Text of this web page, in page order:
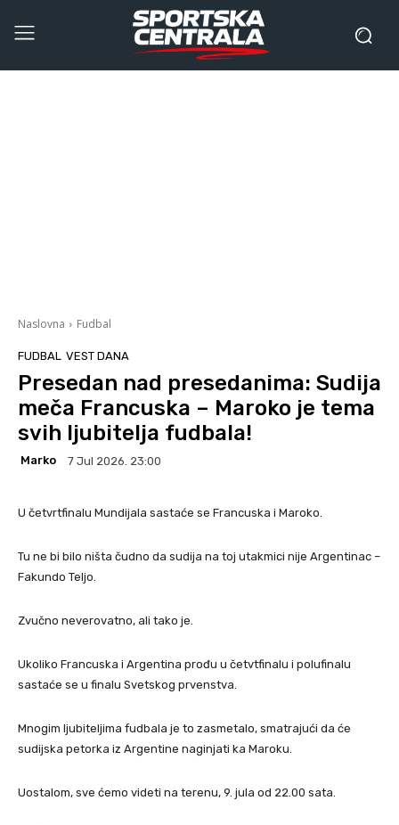
Naslovna Fudbal
FUDBAL VEST DANA
Presedan nad presedanima: Sudija
meča Francuska – Maroko je tema
svih ljubitelja fudbala!
Marko 7 Jul 2026. 23:00
U četvrtfinalu Mundijala sastaće se Francuska i Maroko.
Tu ne bi bilo ništa čudno da sudija na toj utakmici nije Argentinac –
Fakundo Teljo.
Zvučno neverovatno, ali tako je.
Ukoliko Francuska i Argentina prođu u četvtfinalu i polufinalu
sastaće se u finalu Svetskog prvenstva.
Mnogim ljubiteljima fudbala je to zasmetalo, smatrajući da će
sudijska petorka iz Argentine naginjati ka Maroku.
Uostalom, sve ćemo videti na terenu, 9. jula od 22.00 sata.